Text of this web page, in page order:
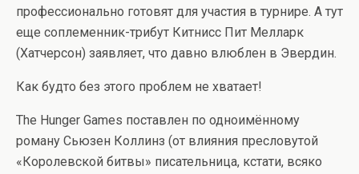
профессионально готовят для участия в турнире. А тут
еще соплеменник-трибут Китнисс Пит Мелларк
(Хатчерсон) заявляет, что давно влюблен в Эвердин.
Как будто без этого проблем не хватает!
The Hunger Games поставлен по одноимённому
роману Сьюзен Коллинз (от влияния пресловутой
«Королевской битвы» писательница, кстати, всяко